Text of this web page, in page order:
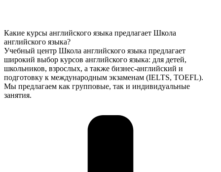
Какие курсы английского языка предлагает Школа
английского языка?
Учебный центр Школа английского языка предлагает
широкий выбор курсов английского языка: для детей,
школьников, взрослых, а также бизнес-английский и
подготовку к международным экзаменам (IELTS, TOEFL).
Мы предлагаем как групповые, так и индивидуальные
занятия.